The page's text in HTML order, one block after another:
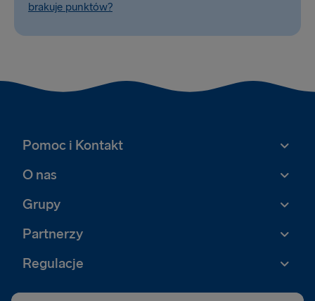
brakuje punktów?
Pomoc i Kontakt
O nas
Grupy
Partnerzy
Regulacje